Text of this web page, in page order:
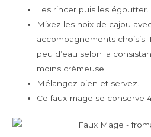
Les rincer puis les égoutter.
Mixez les noix de cajou
accompagnements choisis.
peu d’eau selon la
moins crémeuse.
Mélangez bien et servez.
Ce faux-mage se conserve